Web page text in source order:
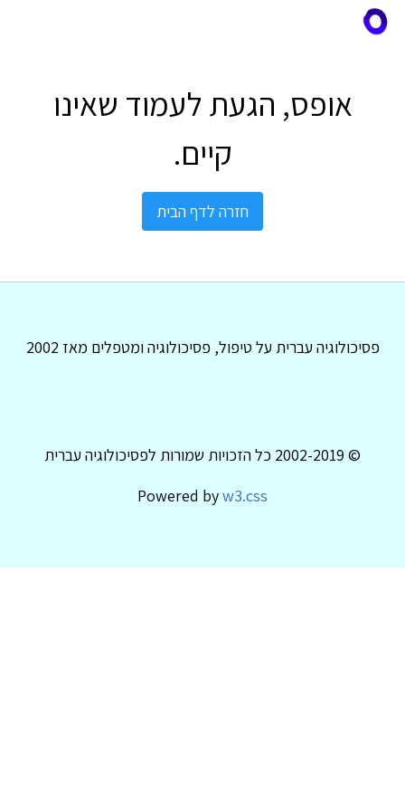
אופס, הגעת לעמוד שאינו
קיים.
חזרה לדף הבית
פסיכולוגיה עברית על טיפול, פסיכולוגיה ומטפלים מאז 2002
© 2002-2019 כל הזכויות שמורות לפסיכולוגיה עברית
Powered byw3.css